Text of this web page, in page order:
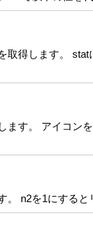
取得します。
ます。 アイコ
n2を1にする